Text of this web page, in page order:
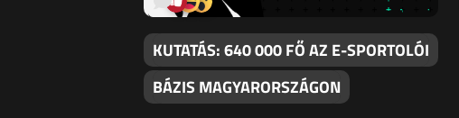
KUTATÁS: 640 000 FŐ AZ E-SPORTOLÓI
BÁZIS MAGYARORSZÁGON